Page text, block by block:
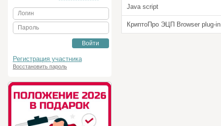
Логин
Пароль
Войти
Регистрация участника
Восстановить пароль
Java script
КриптоПро ЭЦП Browser plug-in